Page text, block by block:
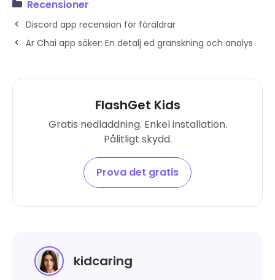
Recensioner
Discord app recension för föräldrar
Är Chai app säker: En detalj ed granskning och analys
FlashGet Kids
Gratis nedladdning. Enkel installation.
Pålitligt skydd.
Prova det gratis
kidcaring